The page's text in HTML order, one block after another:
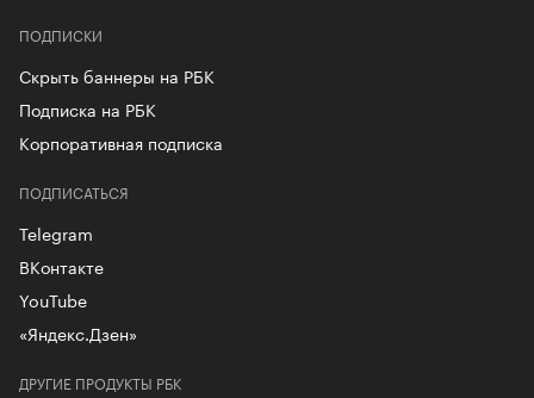
ПОДПИСКИ
Скрыть баннеры на РБК
Подписка на РБК
Корпоративная подписка
ДРУГИЕ ПРОДУКТЫ РБК
ПОДПИСАТЬСЯ
Telegram
ВКонтакте
YouTube
«Яндекс.Дзен»